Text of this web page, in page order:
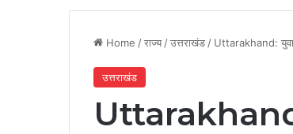
Home /राज्य /उत्तराखंड / Uttarakhand:
उत्तराखंड